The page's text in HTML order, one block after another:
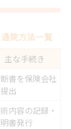
院方法一覧
主な手続き
書を保険会社
出
内容の記録・
書発行